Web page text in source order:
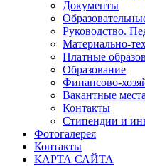
Документы
Руководство.
Материально-
Платные
Образование
Финансово-
Вакантные
Контакты
Стипендии и
Фотогалерея
Контакты
КАРТА САЙТА